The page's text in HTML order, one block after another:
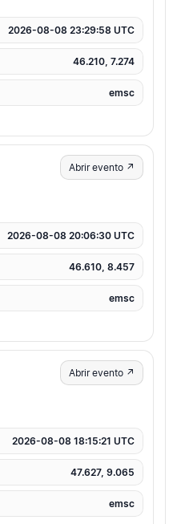
2026-08-08 23:29:58 UTC
46.210, 7.274
emsc
Abrir evento ↗
2026-08-08 20:06:30 UTC
46.610, 8.457
emsc
Abrir evento ↗
2026-08-08 18:15:21 UTC
47.627, 9.065
emsc